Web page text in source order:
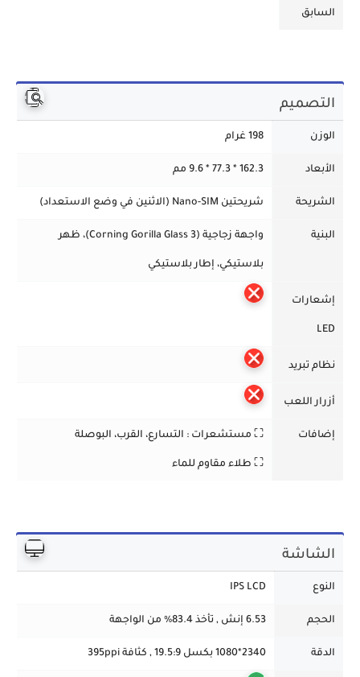
السابق
التصميم
الوزن 198 غرام
الأبعاد 162.3 * 77.3 * 9.6 مم
الشريحة شريحتين Nano-SIM (الاثنين في وضع الاستعداد)
البنية واجهة زجاجية (Corning Gorilla Glass 3)، ظهر
بلاستيكي، إطار بلاستيكي
إشعارات
LED
نظام تبريد
أزرار اللعب
إضافات ⛶ مستشعرات : التسارع، القرب، البوصلة
⛶ طلاء مقاوم للماء
الشاشة
النوع IPS LCD
الحجم 6.53 إنش , تأخذ 83.4% من الواجهة
الدقة 2340*1080 بكسل 19.5:9 , كثافة 395ppi